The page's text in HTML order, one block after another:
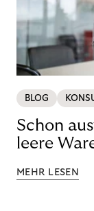
BLOG
Schon
leere
MEHR LESEN